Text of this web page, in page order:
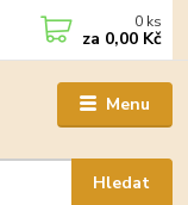
Menu
Hledat
0 ks
za 0,00 Kč